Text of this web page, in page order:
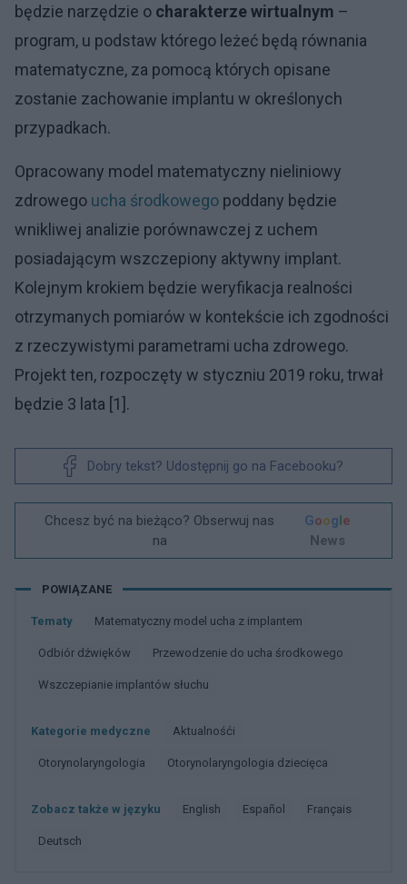
będzie narzędzie o charakterze wirtualnym –
program, u podstaw którego leżeć będą równania
matematyczne, za pomocą których opisane
zostanie zachowanie implantu w określonych
przypadkach.
Opracowany model matematyczny nieliniowy
zdrowego ucha środkowego poddany będzie
wnikliwej analizie porównawczej z uchem
posiadającym wszczepiony aktywny implant.
Kolejnym krokiem będzie weryfikacja realności
otrzymanych pomiarów w kontekście ich zgodności
z rzeczywistymi parametrami ucha zdrowego.
Projekt ten, rozpoczęty w styczniu 2019 roku, trwał
będzie 3 lata [1].
Dobry tekst? Udostępnij go na Facebooku?
Chcesz być na bieżąco? Obserwuj nas
na
Google
News
POWIĄZANE
Tematy Matematyczny model ucha z implantem
Odbiór dźwięków Przewodzenie do ucha środkowego
Wszczepianie implantów słuchu
Kategorie medyczne Aktualnośći
Otorynolaryngologia Otorynolaryngologia dziecięca
Zobacz także w języku english español français
deutsch